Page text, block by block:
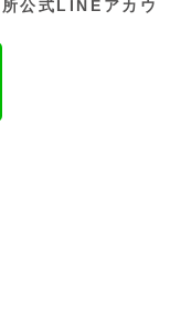
公式LINEアカウ